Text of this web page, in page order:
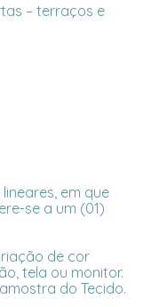
– terraços e
em que
se a um (01)
de cor
tela ou monitor.
do Tecido.